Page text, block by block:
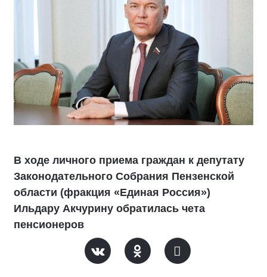
В ходе личного приема граждан к депутату
Законодательного Собрания Пензенской
области (фракция «Единая Россия»)
Ильдару Акчурину обратилась чета
пенсионеров